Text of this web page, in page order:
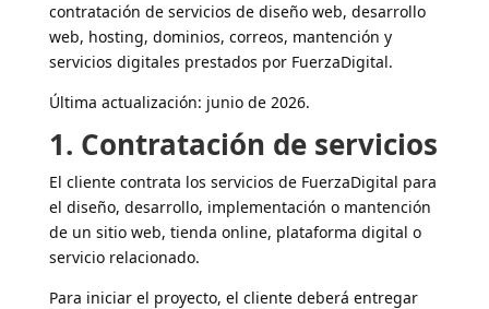
contratación de servicios de diseño web, desarrollo
web, hosting, dominios, correos, mantención y
servicios digitales prestados por FuerzaDigital.
Última actualización: junio de 2026.
1. Contratación de servicios
El cliente contrata los servicios de FuerzaDigital para
el diseño, desarrollo, implementación o mantención
de un sitio web, tienda online, plataforma digital o
servicio relacionado.
Para iniciar el proyecto, el cliente deberá entregar